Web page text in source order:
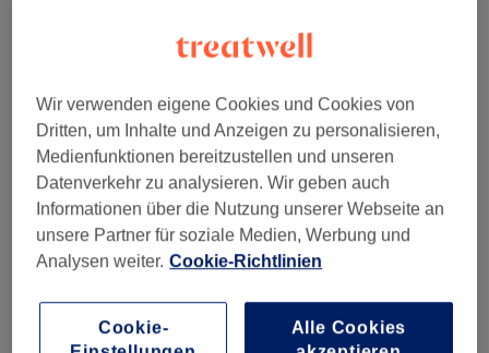
Samstag
10:00– 16:00
Sonntag
Geschlossen
Umwerfende Nageldesigns und umfangreiche
Nagelpflege bekommst du im Salon Hami Nails in
Lokstedt, Hamburg. Eine entspannende Maniküre, eine
Nagelmodellage mit Gel oder doch lieber ein bisschen
Nächste öffentliche Verkehrsmittel:
Lio Nails
158 Bewertungen
Wir verwenden eigene Cookies und Cookies von
Dritten, um Inhalte und Anzeigen zu personalisieren,
Medienfunktionen bereitzustellen und unseren
Datenverkehr zu analysieren. Wir geben auch
Informationen über die Nutzung unserer Webseite an
unsere Partner für soziale Medien, Werbung und
Analysen weiter. Cookie-Richtlinien
Cookie-
Alle Cookies